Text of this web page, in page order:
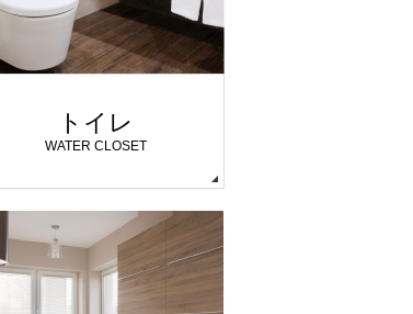
トイレ
WATER CLOSET